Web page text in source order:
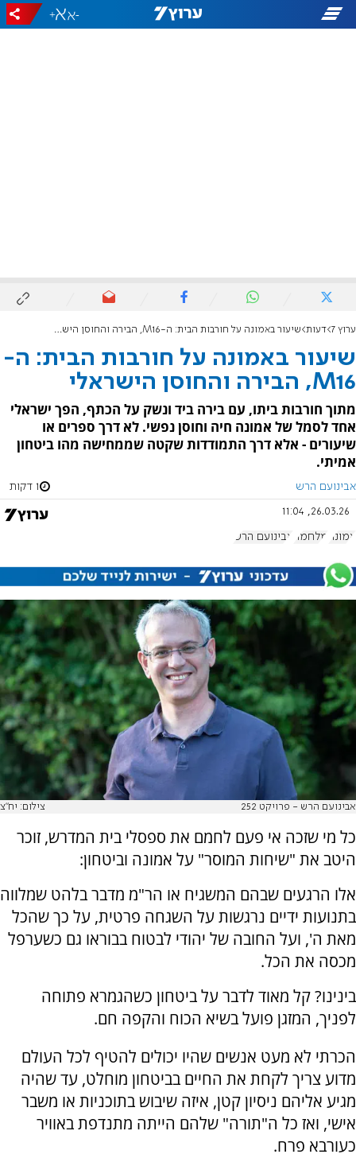
-
+
ערוץ 7 דעות שיעור באמונה על חורבות הבית: ה-M16, הבירה והחוסן הישראלי
שיעור באמונה על חורבות הבית: ה-
M16, הבירה והחוסן הישראלי
מתוך חורבות ביתו, עם בירה ביד ונשק על הכתף, הפך ישראלי
אחד לסמל של אמונה חיה וחוסן נפשי. לא דרך ספרים או
שיעורים - אלא דרך התמודדות שקטה שממחישה מהו ביטחון
אמיתי.
אבינועם הרש 1 דקות
26.03.26, 11:04
אמונה מלחמה אבינועם הרש
אבינועם הרש - פרויקט 252 צילום: יח"צ
כל מי שזכה אי פעם לחמם את ספסלי בית המדרש, זוכר
היטב את "שיחות המוסר" על אמונה וביטחון:
אלו הרגעים שבהם המשגיח או הר"מ מדבר בלהט שמלווה
בתנועות ידיים נרגשות על השגחה פרטית, על כך שהכל
מאת ה', ועל החובה של יהודי לבטוח בבוראו גם כשערפל
מכסה את הכל.
בינינו? קל מאוד לדבר על ביטחון כשהגמרא פתוחה
לפניך, המזגן פועל בשיא הכוח והקפה חם.
הכרתי לא מעט אנשים שהיו יכולים להטיף לכל העולם
מדוע צריך לקחת את החיים בביטחון מוחלט, עד שהיה
מגיע אליהם ניסיון קטן, איזה שיבוש בתוכניות או משבר
אישי, ואז כל ה"תורה" שלהם הייתה מתנדפת באוויר
כעורבא פרח.